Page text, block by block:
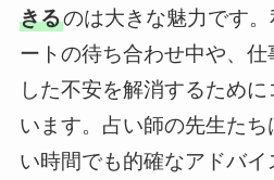
きるのは大きな魅力です
ートの待ち合わせ中や、仕
した不安を解消するため
います。占い師の先生た
い時間でも的確なアドバ